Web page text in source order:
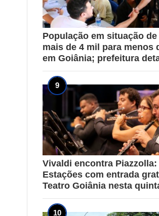
População em situação
mais de 4 mil para menos
em Goiânia; prefeitura
Vivaldi encontra
Estações com entrada
Teatro Goiânia nesta